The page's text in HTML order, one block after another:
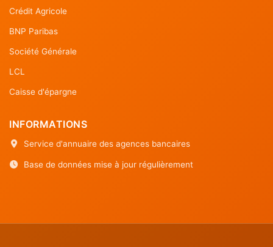
Crédit Agricole
BNP Paribas
Société Générale
LCL
Caisse d'épargne
INFORMATIONS
Service d'annuaire des agences bancaires
Base de données mise à jour régulièrement